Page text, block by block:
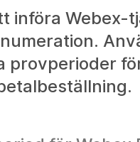
införa Webex-
provperioder